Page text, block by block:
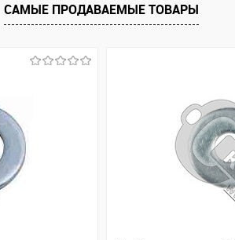
САМЫЕ ПРОДАВАЕМЫЕ ТОВАРЫ